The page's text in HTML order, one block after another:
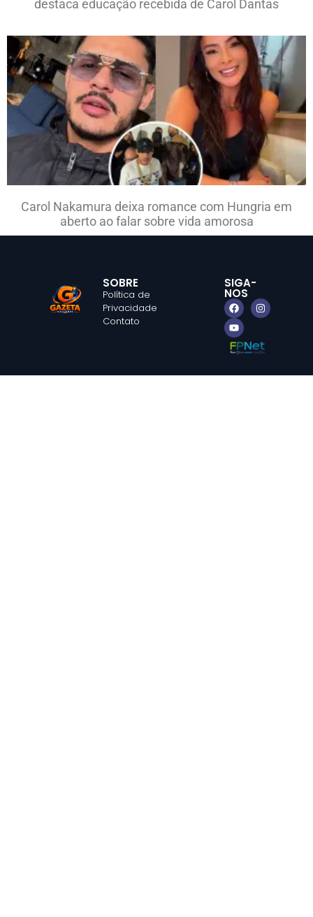
destaca educação recebida de Carol Dantas
Carol Nakamura deixa romance com Hungria em
aberto ao falar sobre vida amorosa
SOBRE
Política de
Privacidade
Contato
SIGA-
NOS